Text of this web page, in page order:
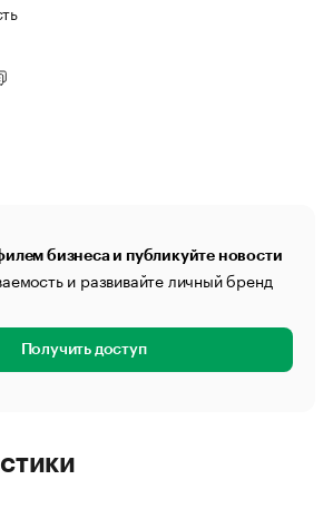
бизнеса и публикуйте новости
и развивайте личный бренд
Получить доступ